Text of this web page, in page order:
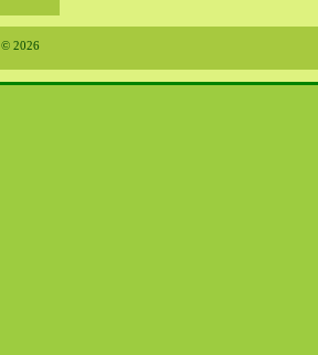
© 2026